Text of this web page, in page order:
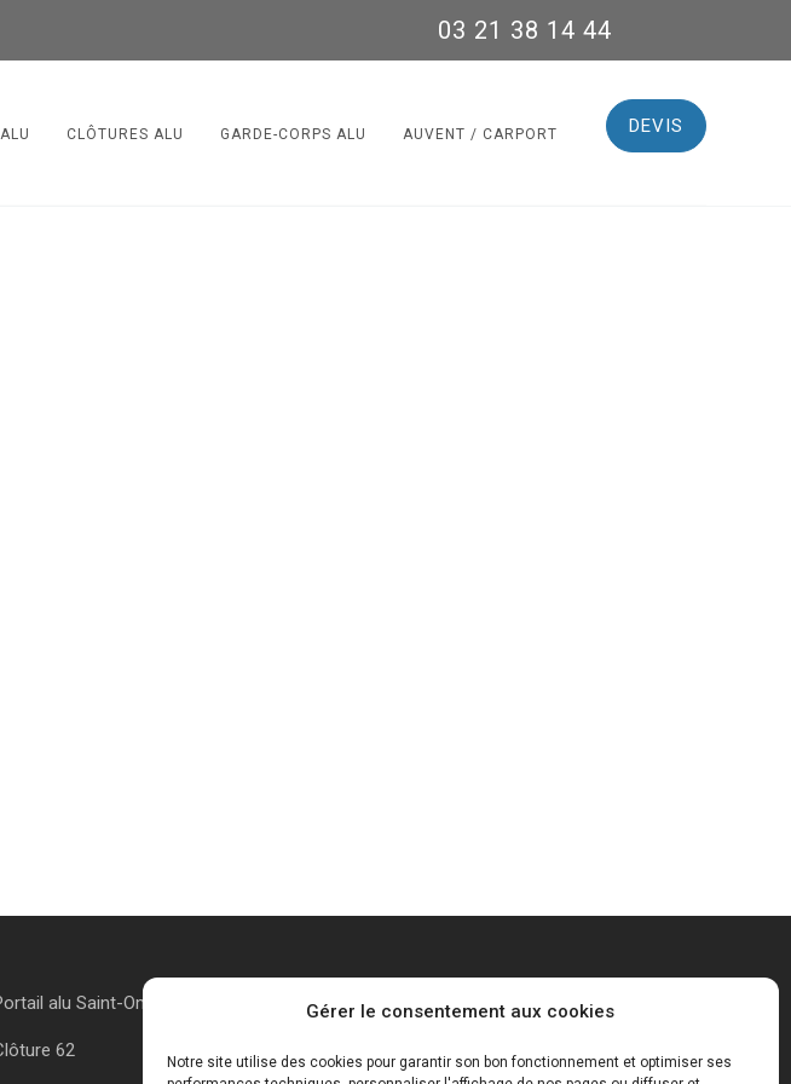
Gérer le consentement aux cookies
Notre site utilise des cookies pour garantir son bon fonctionnement et optimiser ses
03 21 38 14 44
DEVIS
CLÔTURES ALU GARDE-CORPS ALU AUVENT / CARPORT
alu Saint-Omer
62
Mentions Légales